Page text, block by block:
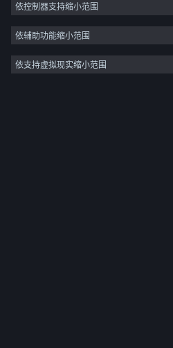
依控制器支持缩小范围
依辅助功能缩小范围
依支持虚拟现实缩小范围
仙剑奇侠传四